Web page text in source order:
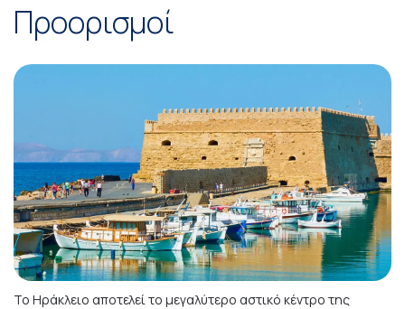
Προορισμοί
Το Ηράκλειο αποτελεί το μεγαλύτερο αστικό κέντρο της